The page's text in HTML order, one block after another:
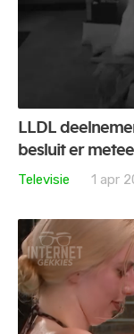
LLDL
besluit er
Televisie
1 apr